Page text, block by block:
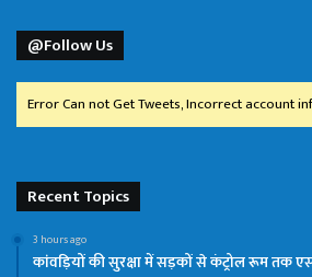
@Follow Us
Error Can not Get Tweets, Incorrect account
Recent Topics
3 hours ago
कांवड़ियों की सुरक्षा में सड़कों से कंट्रोल रूम तक